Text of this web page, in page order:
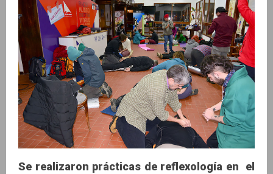
Se realizaron prácticas de reflexología en el